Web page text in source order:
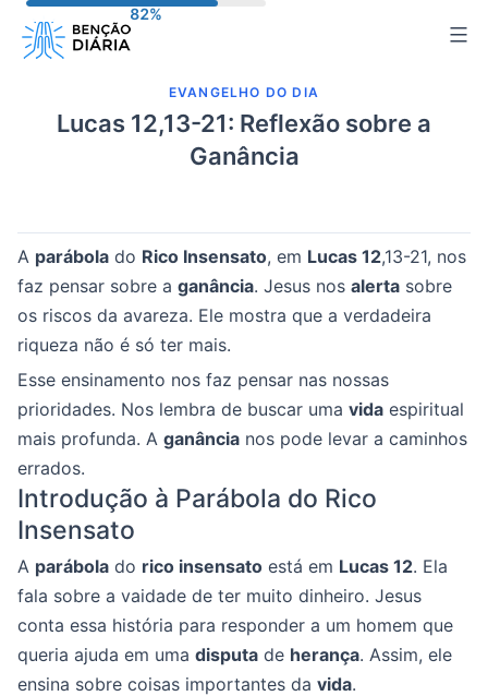
para
conteúdo
EVANGELHO DO DIA
Lucas 12,13-21: Reflexão sobre a
Ganância
A parábola do Rico Insensato, em Lucas 12,13-21, nos
faz pensar sobre a ganância. Jesus nos alerta sobre
os riscos da avareza. Ele mostra que a verdadeira
riqueza não é só ter mais.
Esse ensinamento nos faz pensar nas nossas
prioridades. Nos lembra de buscar uma vida espiritual
mais profunda. A ganância nos pode levar a caminhos
errados.
Introdução à Parábola do Rico
Insensato
A parábola do rico insensato está em Lucas 12. Ela
fala sobre a vaidade de ter muito dinheiro. Jesus
conta essa história para responder a um homem que
queria ajuda em uma disputa de herança. Assim, ele
ensina sobre coisas importantes da vida.